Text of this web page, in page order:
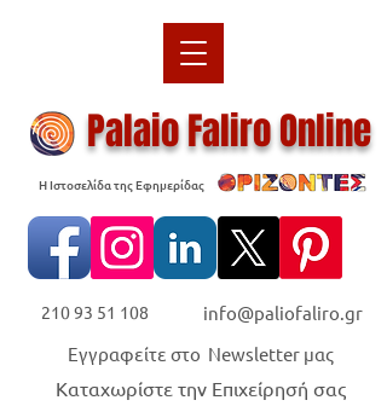
Palaio Faliro Online
Η Ιστοσελίδα της Εφημερίδας
210 93 51 108 info@paliofaliro.gr
Καταχωρίστε την Επιχείρησή σας
Εγγραφείτε στο Newsletter μας